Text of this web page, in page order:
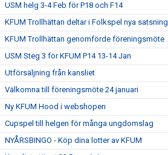
USM helg 3-4 Feb för P18 och F14
KFUM Trollhättan deltar i Folkspel nya satsning
KFUM Trollhättan genomförde föreningsmöte
USM Steg 3 för KFUM P14 13-14 Jan
Utförsäljning från kansliet
Välkomna till föreningsmöte 24 januari
Ny KFUM Hood i webshopen
Cupspel till helgen för många ungdomslag
NYÅRSBINGO - Köp dina lotter av KFUM